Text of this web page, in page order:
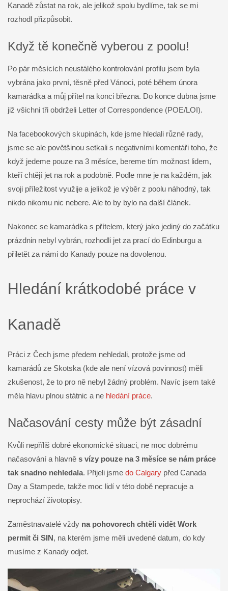
Kanadě zůstat na rok, ale jelikož spolu bydlíme, tak se mi
rozhodl přizpůsobit.
Když tě konečně vyberou z poolu!
Po pár měsících neustálého kontrolování profilu jsem byla
vybrána jako první, těsně před Vánoci, poté během února
kamarádka a můj přítel na konci března. Do konce dubna jsme
již všichni tři obdrželi Letter of Correspondence (POE/LOI).
Na facebookových skupinách, kde jsme hledali různé rady,
jsme se ale povětšinou setkali s negativními komentáři toho, že
když jedeme pouze na 3 měsíce, bereme tím možnost lidem,
kteří chtějí jet na rok a podobně. Podle mne je na každém, jak
svoji příležitost využije a jelikož je výběr z poolu náhodný, tak
nikdo nikomu nic nebere. Ale to by bylo na další článek.
Nakonec se kamarádka s přítelem, který jako jediný do začátku
prázdnin nebyl vybrán, rozhodli jet za prací do Edinburgu a
přiletět za námi do Kanady pouze na dovolenou.
Hledání krátkodobé práce v
Kanadě
Práci z Čech jsme předem nehledali, protože jsme od
kamarádů ze Skotska (kde ale není vízová povinnost) měli
zkušenost, že to pro ně nebyl žádný problém. Navíc jsem také
měla hlavu plnou státnic a ne hledání práce.
Načasování cesty může být zásadní
Kvůli nepříliš dobré ekonomické situaci, ne moc dobrému
načasování a hlavně s vízy pouze na 3 měsíce se nám práce
tak snadno nehledala. Přijeli jsme do Calgary před Canada
Day a Stampede, takže moc lidí v této době nepracuje a
neprochází životopisy.
Zaměstnavatelé vždy na pohovorech chtěli vidět Work
permit či SIN, na kterém jsme měli uvedené datum, do kdy
musíme z Kanady odjet.